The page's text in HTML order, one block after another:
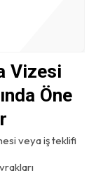
Vizesi
Öne
veya iş teklifi